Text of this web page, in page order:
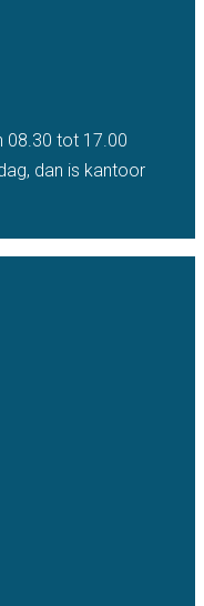
08.30 tot 17.00
dan is kantoor